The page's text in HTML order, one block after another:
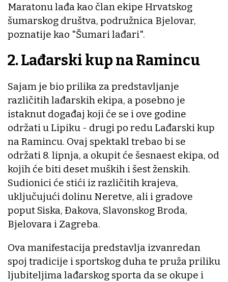
Maratonu lađa kao član ekipe Hrvatskog
šumarskog društva, podružnica Bjelovar,
poznatije kao "Šumari lađari".
2. Lađarski kup na Ramincu
Sajam je bio prilika za predstavljanje
različitih lađarskih ekipa, a posebno je
istaknut događaj koji će se i ove godine
održati u Lipiku - drugi po redu Lađarski kup
na Ramincu. Ovaj spektakl trebao bi se
održati 8. lipnja, a okupit će šesnaest ekipa, od
kojih će biti deset muških i šest ženskih.
Sudionici će stići iz različitih krajeva,
uključujući dolinu Neretve, ali i gradove
poput Siska, Đakova, Slavonskog Broda,
Bjelovara i Zagreba.
Ova manifestacija predstavlja izvanredan
spoj tradicije i sportskog duha te pruža priliku
ljubiteljima lađarskog sporta da se okupe i